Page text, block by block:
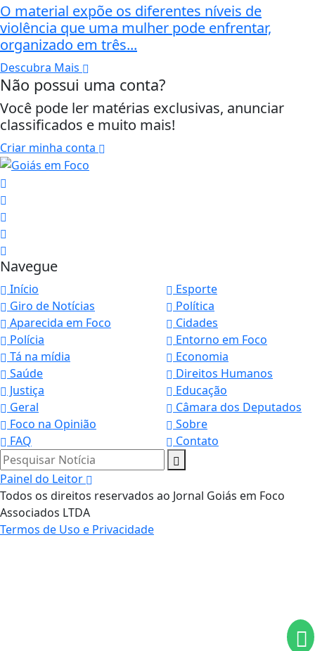
O material expõe os diferentes níveis de
violência que uma mulher pode enfrentar,
organizado em três...
Descubra Mais
Não possui uma conta?
Você pode ler matérias exclusivas, anunciar
classificados e muito mais!
Criar minha conta
Navegue
Início
Esporte
Giro de Notícias
Política
Aparecida em Foco
Cidades
Polícia
Entorno em Foco
Tá na mídia
Economia
Saúde
Direitos Humanos
Justiça
Educação
Geral
Câmara dos Deputados
Foco na Opinião
Sobre
FAQ
Contato
Pesquisar Notícia
Painel do Leitor
Todos os direitos reservados ao Jornal Goiás em Foco
Associados LTDA
Termos de Uso e Privacidade